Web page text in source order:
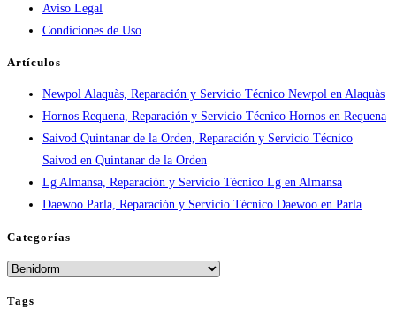
disponibilidad
real
en
España
Aviso Legal
Condiciones de Uso
Artículos
Newpol Alaquàs, Reparación y Servicio Técnico Newpol en Alaquàs
Hornos Requena, Reparación y Servicio Técnico Hornos en Requena
Saivod Quintanar de la Orden, Reparación y Servicio Técnico
Saivod en Quintanar de la Orden
Lg Almansa, Reparación y Servicio Técnico Lg en Almansa
Daewoo Parla, Reparación y Servicio Técnico Daewoo en Parla
Categorías
Categorías
Tags